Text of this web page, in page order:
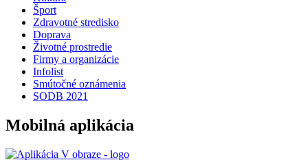
Šport
Zdravotné stredisko
Doprava
Životné prostredie
Firmy a organizácie
Infolist
Smútočné oznámenia
SODB 2021
Mobilná aplikácia